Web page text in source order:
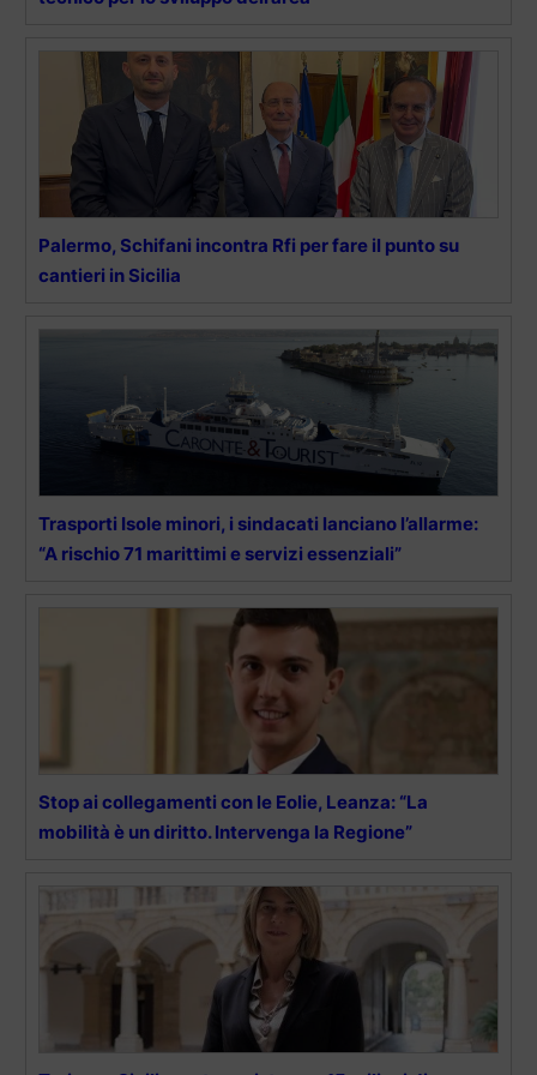
Palermo, Schifani incontra Rfi per fare il punto su
cantieri in Sicilia
Trasporti Isole minori, i sindacati lanciano l’allarme:
“A rischio 71 marittimi e servizi essenziali”
Stop ai collegamenti con le Eolie, Leanza: “La
mobilità è un diritto. Intervenga la Regione”